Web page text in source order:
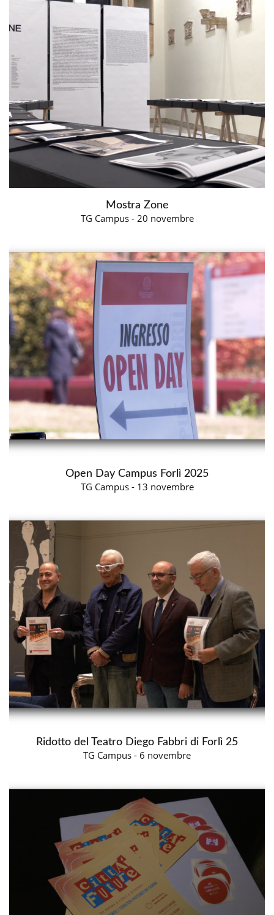
Mostra Zone
TG Campus - 20 novembre
Open Day Campus Forlì 2025
TG Campus - 13 novembre
Ridotto del Teatro Diego Fabbri di Forlì 25
TG Campus - 6 novembre